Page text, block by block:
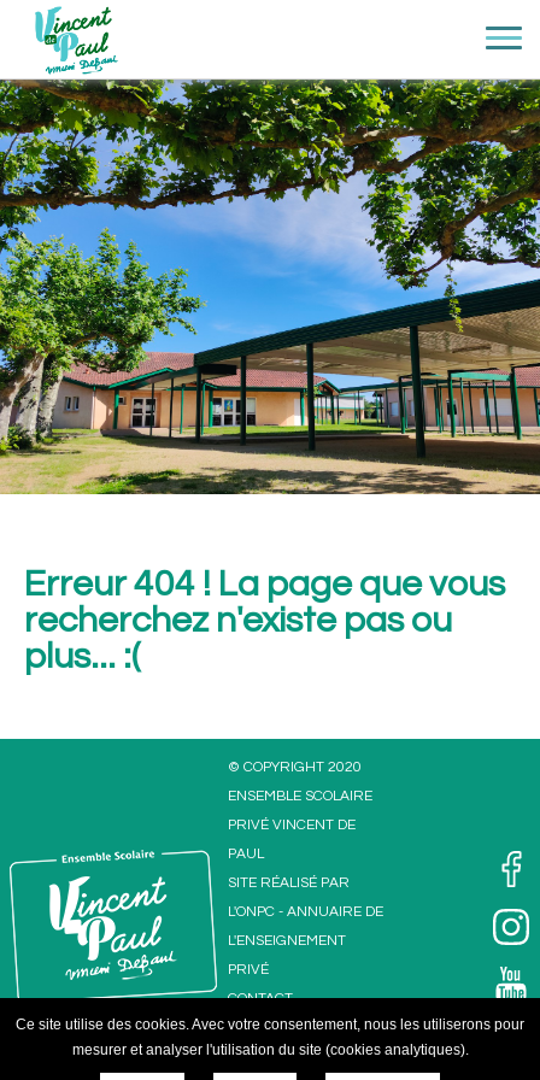
Ensemble
Erreur 404 ! La page que vous
recherchez n'existe pas ou
plus... :(
© COPYRIGHT 2020
ENSEMBLE SCOLAIRE
PRIVÉ VINCENT DE
PAUL
SITE RÉALISÉ PAR
L'ONPC - ANNUAIRE DE
L'ENSEIGNEMENT
PRIVÉ
CONTACT
MENTIONS
LÉGALES
PLAN DU
Ce site utilise des cookies. Avec votre consentement, nous les utiliserons pour
mesurer et analyser l'utilisation du site (cookies analytiques).